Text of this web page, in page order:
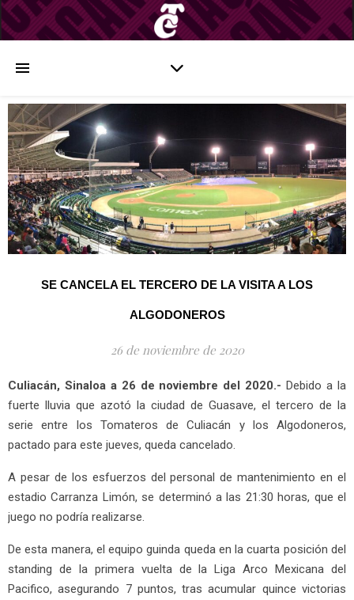
SE CANCELA EL TERCERO DE LA VISITA A LOS
ALGODONEROS
26 de noviembre de 2020
Culiacán, Sinaloa a 26 de noviembre del 2020.- Debido a la
fuerte lluvia que azotó la ciudad de Guasave, el tercero de la
serie entre los Tomateros de Culiacán y los Algodoneros,
pactado para este jueves, queda cancelado.
A pesar de los esfuerzos del personal de mantenimiento en el
estadio Carranza Limón, se determinó a las 21:30 horas, que el
juego no podría realizarse.
De esta manera, el equipo guinda queda en la cuarta posición del
standing de la primera vuelta de la Liga Arco Mexicana del
Pacifico, asegurando 7 puntos, tras acumular quince victorias